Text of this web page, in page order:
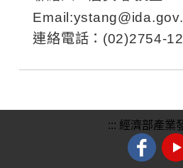
Email:
連絡電話：(02)2754-
::: 經濟部產業